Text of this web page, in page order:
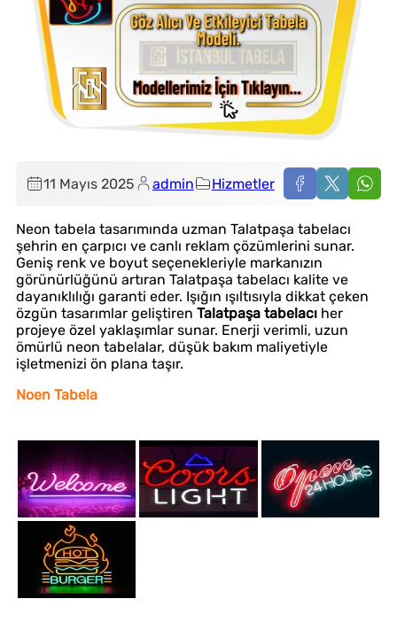
11 Mayıs 2025 admin Hizmetler
Neon tabela tasarımında uzman Talatpaşa tabelacı
şehrin en çarpıcı ve canlı reklam çözümlerini sunar.
Geniş renk ve boyut seçenekleriyle markanızın
görünürlüğünü artıran Talatpaşa tabelacı kalite ve
dayanıklılığı garanti eder. Işığın ışıltısıyla dikkat çeken
özgün tasarımlar geliştiren Talatpaşa tabelacı her
projeye özel yaklaşımlar sunar. Enerji verimli, uzun
ömürlü neon tabelalar, düşük bakım maliyetiyle
işletmenizi ön plana taşır.
Noen Tabela